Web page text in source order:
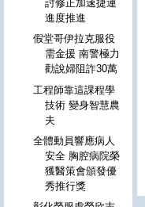
討修正加速捷運
進度推進
假堂哥伊拉克服役
需金援 南警極力
勸說婦阻詐30萬
工程師靠這課程學
技術 變身智慧農
夫
全體動員響應病人
安全 胸腔病院榮
獲醫策會頒發優
秀推行獎